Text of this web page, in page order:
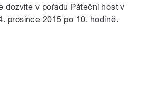
dozvíte v pořadu Páteční host v
prosince 2015 po 10. hodině.